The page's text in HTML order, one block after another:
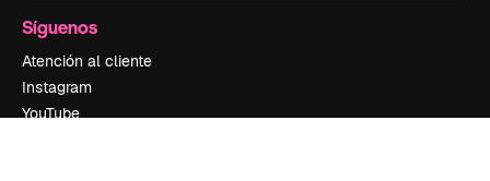
Síguenos
Atención al cliente
Instagram
YouTube